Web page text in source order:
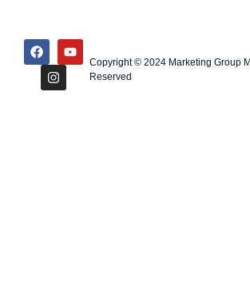
Copyright © 2024 Marketing Group
Reserved